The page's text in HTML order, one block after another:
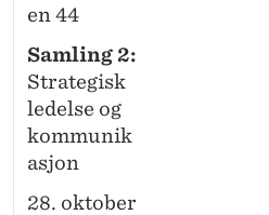
en 44
Samling 2:
Strategisk
ledelse og
kommunik
asjon
28. oktober